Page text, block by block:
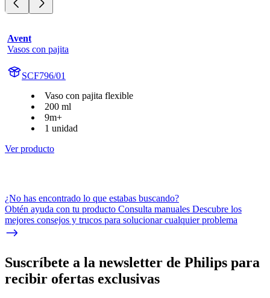
Avent
Vasos con pajita
SCF796/01
Vaso con pajita flexible
200 ml
9m+
1 unidad
Ver producto
¿No has encontrado lo que estabas buscando?
Obtén ayuda con tu producto Consulta manuales Descubre los
mejores consejos y trucos para solucionar cualquier problema
Suscríbete a la newsletter de Philips para
recibir ofertas exclusivas